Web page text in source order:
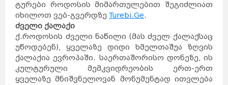
ტურები როდოსის მიმართულებით შეგიძლიათ
იხილოთ ვებ-გვერდზე Turebi.Ge.
ძველი ქალაქი
ქ.როდოსის ძველი ნაწილი (მას ძველ ქალაქსაც
უწოდებენ), ყველაზე დიდი ხმელთაშუა ზღვის
ქალაქია ევროპაში. საერთაშორისო დონეზე, ის
კულტურული მემკვიდრეობის ერთ-ერთ
ყველაზე მნიშვნელოვან მონუმენტად ითვლება